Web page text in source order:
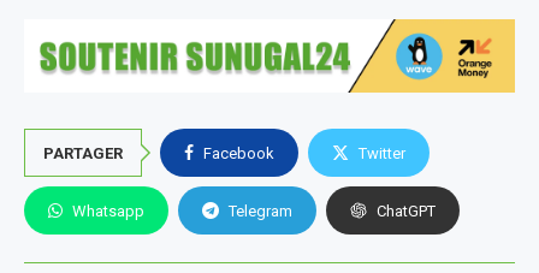
PARTAGER Facebook Twitter
Whatsapp Telegram ChatGPT